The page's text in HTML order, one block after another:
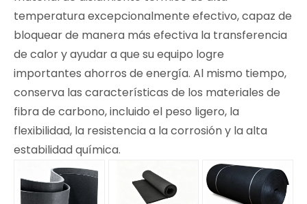
temperatura excepcionalmente efectivo, capaz de
bloquear de manera más efectiva la transferencia
de calor y ayudar a que su equipo logre
importantes ahorros de energía. Al mismo tiempo,
conserva las características de los materiales de
fibra de carbono, incluido el peso ligero, la
flexibilidad, la resistencia a la corrosión y la alta
estabilidad química.